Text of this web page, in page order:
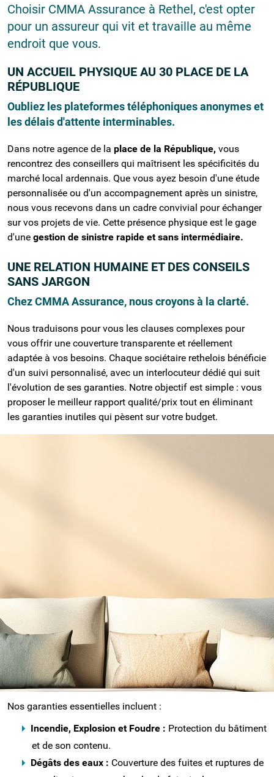
Choisir CMMA Assurance à Rethel, c'est opter
pour un assureur qui vit et travaille au même
endroit que vous.
UN ACCUEIL PHYSIQUE AU 30 PLACE DE LA
RÉPUBLIQUE
Oubliez les plateformes téléphoniques anonymes et
les délais d'attente interminables.
Dans notre agence de la place de la République, vous
rencontrez des conseillers qui maîtrisent les spécificités du
marché local ardennais. Que vous ayez besoin d'une étude
personnalisée ou d'un accompagnement après un sinistre,
nous vous recevons dans un cadre convivial pour échanger
sur vos projets de vie. Cette présence physique est le gage
d'une gestion de sinistre rapide et sans intermédiaire.
UNE RELATION HUMAINE ET DES CONSEILS
SANS JARGON
Chez CMMA Assurance, nous croyons à la clarté.
Nous traduisons pour vous les clauses complexes pour
vous offrir une couverture transparente et réellement
adaptée à vos besoins. Chaque sociétaire rethelois bénéficie
d'un suivi personnalisé, avec un interlocuteur dédié qui suit
l'évolution de ses garanties. Notre objectif est simple : vous
proposer le meilleur rapport qualité/prix tout en éliminant
les garanties inutiles qui pèsent sur votre budget.
UNE COUVERTURE COMPLÈTE POUR VOTRE
MAISON OU APPARTEMENT
Que vous soyez locataire en centre-ville,
propriétaire d'un pavillon ou bailleur non-occupant
(PNO), CMMA Assurance Rethel sécurise votre foyer
contre les aléas du quotidien.
Nos garanties essentielles incluent :
Incendie, Explosion et Foudre : Protection du bâtiment
et de son contenu.
Dégâts des eaux : Couverture des fuites et ruptures de